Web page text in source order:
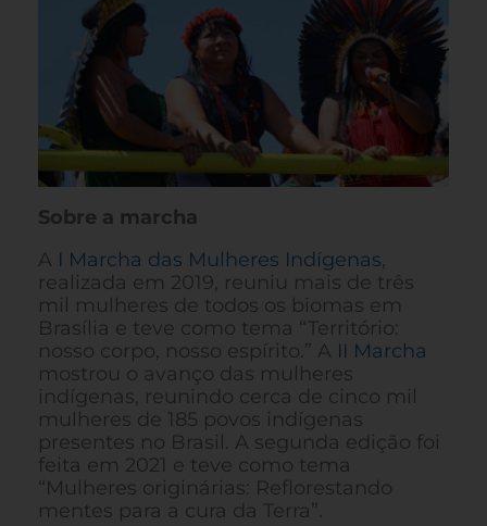
Sobre a marcha
A I Marcha das Mulheres Indígenas,
realizada em 2019, reuniu mais de três
mil mulheres de todos os biomas em
Brasília e teve como tema “Território:
nosso corpo, nosso espírito.” A II Marcha
mostrou o avanço das mulheres
indígenas, reunindo cerca de cinco mil
mulheres de 185 povos indígenas
presentes no Brasil. A segunda edição foi
feita em 2021 e teve como tema
“Mulheres originárias: Reflorestando
mentes para a cura da Terra”.